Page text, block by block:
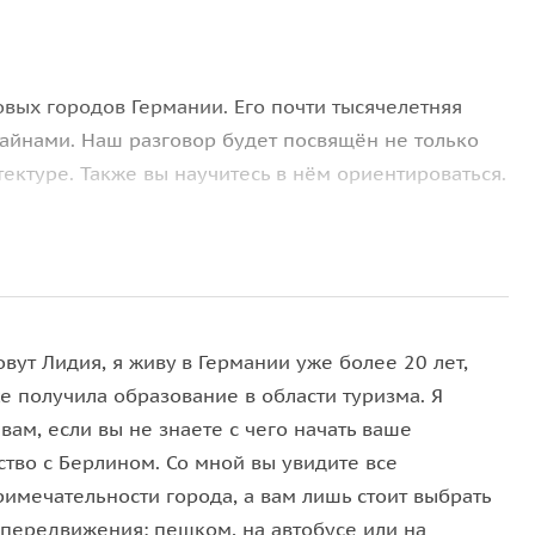
городов Германии. Его почти тысячелетняя
Наш разговор будет посвящён не только
Также вы научитесь в нём ориентироваться.
пережившая великий пожар и
прогулочной для богатых и незамужних
Шпайхерштадт.
порту — удивительному по своей атмосфере
Лидия, я живу в Германии уже более 20 лет,
получила образование в области туризма. Я
если вы не знаете с чего начать ваше
с Берлином. Со мной вы увидите все
города, а вам лишь стоит выбрать
пешком, на автобусе или на